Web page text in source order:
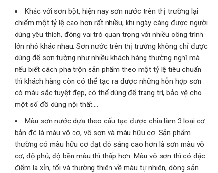
Khác với sơn bột, hiện nay sơn nước trên thị trường lại
chiếm một tỷ lệ cao hơn rất nhiều, khi ngày càng được người
dùng yêu thích, đóng vai trò quan trọng với nhiều công trình
lớn nhỏ khác nhau. Sơn nước trên thị trường không chỉ được
dùng để sơn tường như nhiều khách hàng thường nghĩ mà
nếu biết cách pha trộn sản phẩm theo một tỷ lệ tiêu chuẩn
thì khách hàng còn có thể tạo ra được những hỗn hợp sơn
có màu sắc tuyệt đẹp, có thể dùng để trang trí, bảo vệ cho
một số đồ dùng nội thất….
Màu sơn nước dựa theo cấu tạo được chia làm 3 loại cơ
bản đó là màu vô cơ, vô sơn và màu hữu cơ. Sản phẩm
thường có màu hữu cơ đạt độ sáng cao hơn là sơn màu vô
cơ, độ phủ, độ bền màu thì thấp hơn. Màu vô sơn thì có đặc
điểm là xỉn, tối và thường thiên về màu tự nhiên, dòng sản